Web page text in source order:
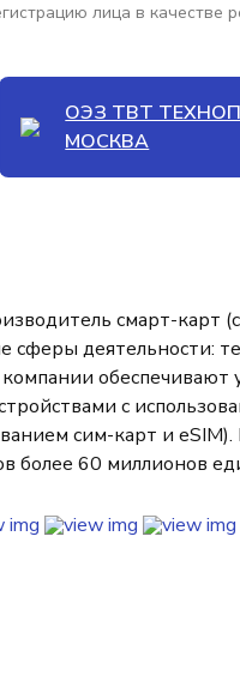
лица в качестве
ОЭЗ ТВТ
МОСКВА
смарт-карт
деятельности:
обеспечивают
с
сим-карт и
более 60 миллионов